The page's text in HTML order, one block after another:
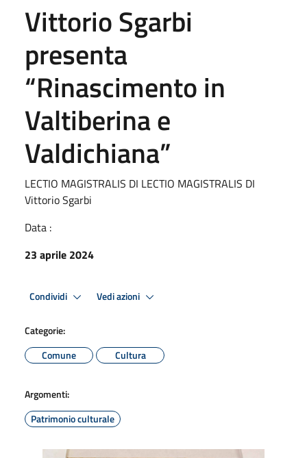
Vittorio Sgarbi
presenta
“Rinascimento in
Valtiberina e
Valdichiana”
LECTIO MAGISTRALIS DI LECTIO MAGISTRALIS DI
Vittorio Sgarbi
Data :
23 aprile 2024
Condividi Vedi azioni
Categorie:
Comune
Cultura
Argomenti:
Patrimonio culturale